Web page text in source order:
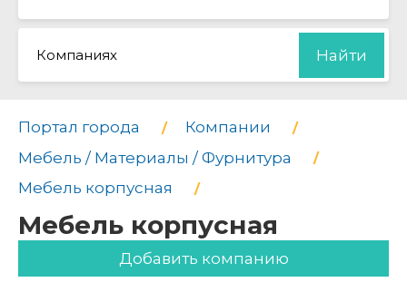
Компаниях Найти
Портал города
Компании
Мебель / Материалы / Фурнитура
Мебель корпусная
Мебель корпусная
Добавить компанию